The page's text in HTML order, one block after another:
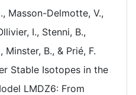
Masson-Delmotte, V.,
I., Stenni, B.,
Minster, B., & Prié, F.
Stable Isotopes in the
LMDZ6: From